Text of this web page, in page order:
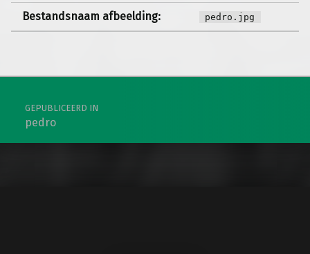
Bestandsnaam afbeelding: pedro.jpg
Berichtnavigatie
GEPUBLICEERD IN
pedro